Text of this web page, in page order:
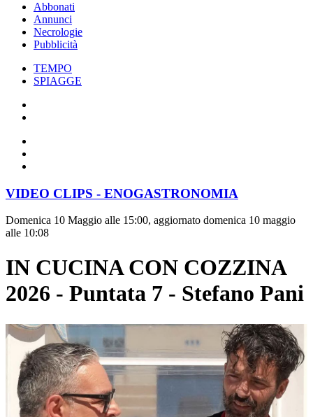
Abbonati
Annunci
Necrologie
Pubblicità
TEMPO
SPIAGGE
VIDEO CLIPS - ENOGASTRONOMIA
Domenica 10 Maggio alle 15:00, aggiornato domenica 10 maggio
alle 10:08
IN CUCINA CON COZZINA
2026 - Puntata 7 - Stefano Pani